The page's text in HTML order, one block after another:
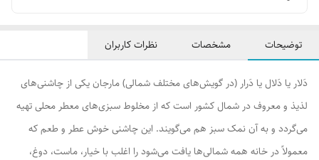
توضیحات مشخصات نظرات کاربران
دَلار یا دَلال یا دَرار (در گویش‌های مختلف شمالی) مارجان یکی از چاشنی‌های
لذیذ و معروف در شمال کشور است که از مخلوط سبزی‌های معطر محلی تهیه
می‌گردد و به آن نمک سبز هم می‌گویند. این چاشنی خوش عطر و طعم که
معمولاً در خانه همه شمالی‌ها یافت می‌شود را اغلب با خیار، ماست، دوغ،